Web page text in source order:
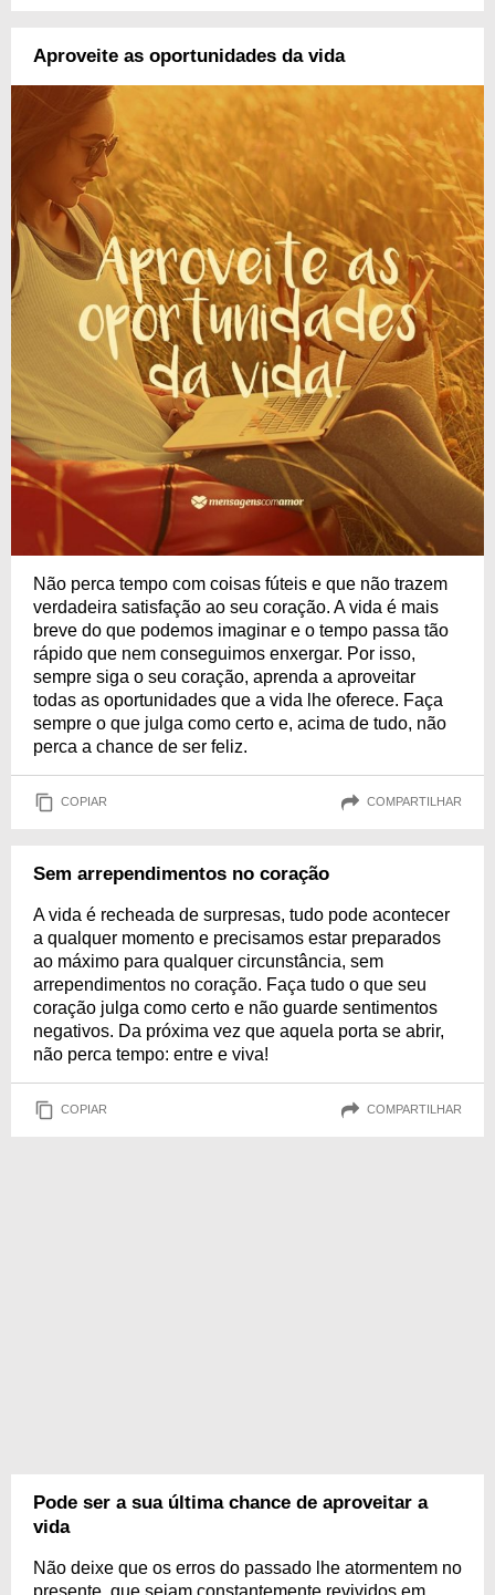
Aproveite as oportunidades da vida
Não perca tempo com coisas fúteis e que não trazem
verdadeira satisfação ao seu coração. A vida é mais
breve do que podemos imaginar e o tempo passa tão
rápido que nem conseguimos enxergar. Por isso,
sempre siga o seu coração, aprenda a aproveitar
todas as oportunidades que a vida lhe oferece. Faça
sempre o que julga como certo e, acima de tudo, não
perca a chance de ser feliz.
COPIAR COMPARTILHAR
Sem arrependimentos no coração
A vida é recheada de surpresas, tudo pode acontecer
a qualquer momento e precisamos estar preparados
ao máximo para qualquer circunstância, sem
arrependimentos no coração. Faça tudo o que seu
coração julga como certo e não guarde sentimentos
negativos. Da próxima vez que aquela porta se abrir,
não perca tempo: entre e viva!
COPIAR COMPARTILHAR
Pode ser a sua última chance de aproveitar a
vida
Não deixe que os erros do passado lhe atormentem no
presente, que sejam constantemente revividos em